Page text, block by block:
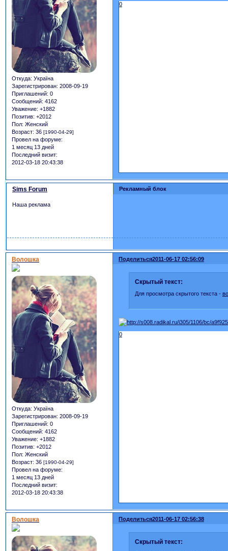
Откуда: Україна
Зарегистрирован: 2008-09-19
Приглашений: 0
Сообщений: 4162
Уважение: +1882
Позитив: +2012
Пол: Женский
Возраст: 36 [1990-04-29]
Провел на форуме:
1 месяц 13 дней
Последний визит:
2012-03-18 20:43:38
0
Рекламный блок
Sims Forum
Наша реклама
Поделиться2011-06-17 02:56:09
Волошка
Откуда: Україна
Зарегистрирован: 2008-09-19
Приглашений: 0
Сообщений: 4162
Уважение: +1882
Позитив: +2012
Пол: Женский
Возраст: 36 [1990-04-29]
Провел на форуме:
1 месяц 13 дней
Последний визит:
2012-03-18 20:43:38
Скрытый текст:
Для просмотра скрытого текста -
0
Поделиться2011-06-17 02:56:38
Волошка
Скрытый текст: